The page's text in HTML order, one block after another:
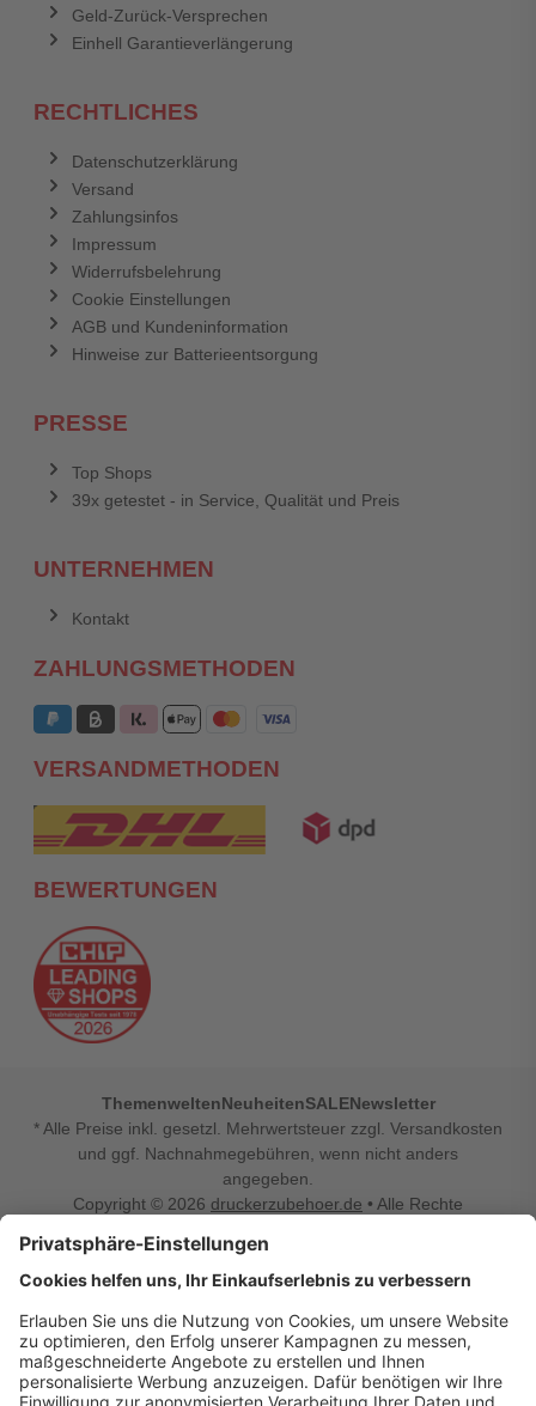
Geld-Zurück-Versprechen
Einhell Garantieverlängerung
RECHTLICHES
Datenschutzerklärung
Versand
Zahlungsinfos
Impressum
Widerrufsbelehrung
Cookie Einstellungen
AGB und Kundeninformation
Hinweise zur Batterieentsorgung
PRESSE
Top Shops
39x getestet - in Service, Qualität und Preis
UNTERNEHMEN
Kontakt
ZAHLUNGSMETHODEN
VERSANDMETHODEN
BEWERTUNGEN
ThemenweltenNeuheitenSALENewsletter
* Alle Preise inkl. gesetzl. Mehrwertsteuer zzgl. Versandkosten
und ggf. Nachnahmegebühren, wenn nicht anders
angegeben.
Copyright © 2026 druckerzubehoer.de • Alle Rechte
Vertrag widerrufen
Druckerzubehoer.de – preiswerte Qualität für Ihr Office
Sie sind auf der Suche nach dem passenden Druckerzubehör
oder Zubehör für das Büro, den Computer oder Ihr
Smartphone? Dann sind Sie bei Druckerzubehoer.de genau
richtig! Unser breites Sortiment bietet unter anderem Tinte